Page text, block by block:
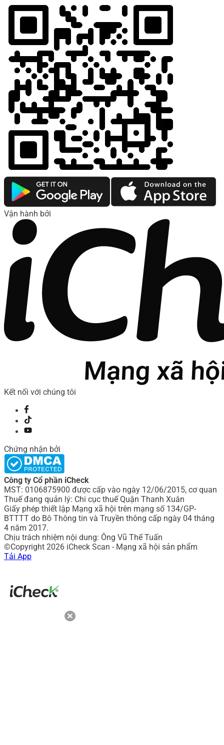
Vận hành bởi
Kết nối với chúng tôi
Chứng nhận bởi
Công ty Cổ phần iCheck
MST: 0106875900 được cấp vào ngày 12/06/2015, cơ quan
Thuế đang quản lý: Chi cục thuế Quận Thanh Xuân
Giấy phép thiết lập Mạng xã hội trên mạng số 134/GP-
BTTTT do Bô Thông tin và Truyền thông cấp ngày 04 tháng
4 năm 2017.
Chịu trách nhiệm nội dung: Ông Vũ Thế Tuấn
©Copyright 2026 iCheck Scan - Mạng xã hội sản phẩm
Tải App